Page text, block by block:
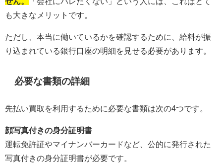
も大きなメリットです。
ただし、本当に働いているかを確認するために、給料が振
り込まれている銀行口座の明細を見せる必要があります。
必要な書類の詳細
先払い買取を利用するために必要な書類は次の4つです。
顔写真付きの身分証明書
運転免許証やマイナンバーカードなど、公的に発行された
写真付きの身分証明書が必要です。